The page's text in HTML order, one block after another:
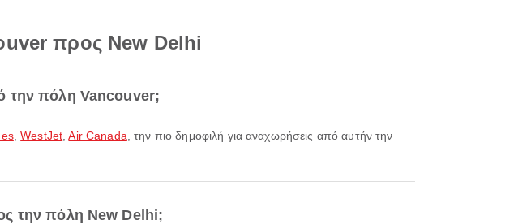
προς New Delhi
την πόλη Vancouver;
,WestJet ,Air Canada , την πιο δημοφιλή για αναχωρήσεις από αυτήν την
την πόλη New Delhi;